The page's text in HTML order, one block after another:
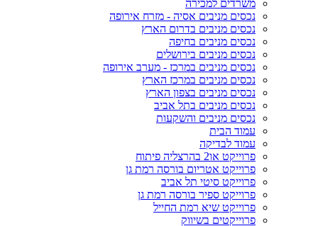
משרדים למכירה
נכסים מניבים אסיה - מזרח אירופה
נכסים מניבים בדרום הארץ
נכסים מניבים בחיפה
נכסים מניבים בירושלים
נכסים מניבים במרכז - מערב אירופה
נכסים מניבים במרכז הארץ
נכסים מניבים בצפון הארץ
נכסים מניבים בתל אביב
נכסים מניבים והשקעות
עמוד הבית
עמוד לבדיקה
פרוייקט או2 בהרצליה פיתוח
פרוייקט אטריום בורסה רמת גן
פרוייקט סיטי תל אביב
פרוייקט ספיר בורסה רמת גן
פרוייקט שיא רמת החייל
פרוייקטים בשיווק